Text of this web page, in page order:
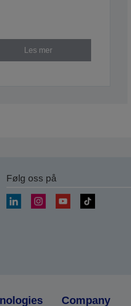
Les mer
Følg oss på
Company